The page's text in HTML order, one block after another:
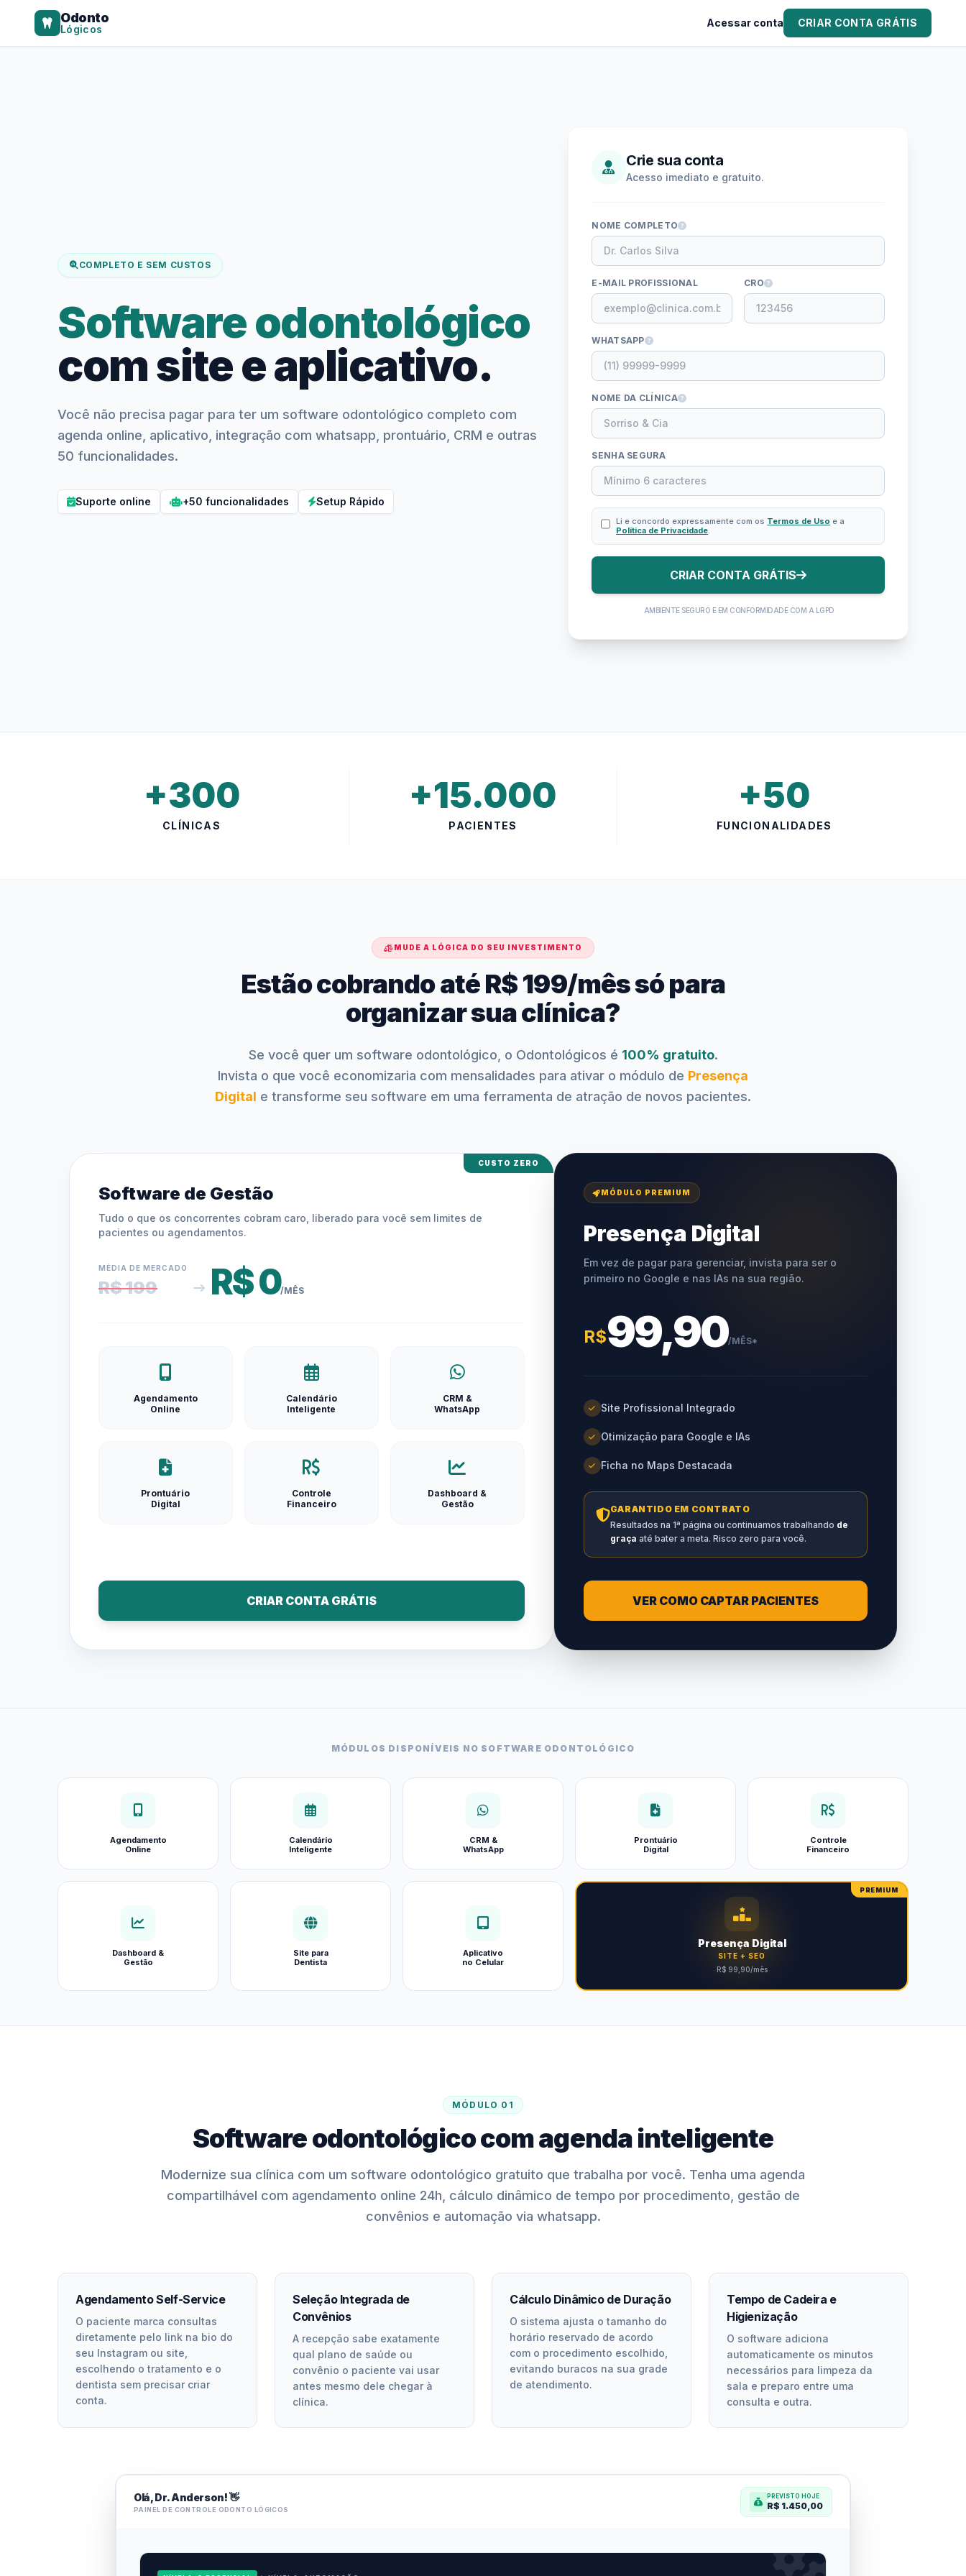
Odonto
Lógicos
Acessar conta CRIAR CONTA GRÁTIS
COMPLETO E SEM CUSTOS
Software odontológico
com site e aplicativo.
Você não precisa pagar para ter um software odontológico completo com
agenda online, aplicativo, integração com whatsapp, prontuário, CRM e outras
50 funcionalidades.
Suporte online +50 funcionalidades Setup Rápido
Crie sua conta
Acesso imediato e gratuito.
NOME COMPLETO
E-MAIL PROFISSIONAL CRO
WHATSAPP
NOME DA CLÍNICA
SENHA SEGURA
Li e concordo expressamente com os Termos de Uso e a
Política de Privacidade.
CRIAR CONTA GRÁTIS
AMBIENTE SEGURO E EM CONFORMIDADE COM A LGPD
+300
CLÍNICAS
+15.000
PACIENTES
+50
FUNCIONALIDADES
MUDE A LÓGICA DO SEU INVESTIMENTO
Estão cobrando até R$ 199/mês só para
organizar sua clínica?
Se você quer um software odontológico, o Odontológicos é 100% gratuito.
Invista o que você economizaria com mensalidades para ativar o módulo de Presença
Digital e transforme seu software em uma ferramenta de atração de novos pacientes.
CUSTO ZERO
Software de Gestão
Tudo o que os concorrentes cobram caro, liberado para você sem limites de
pacientes ou agendamentos.
MÉDIA DE MERCADO
R$ 199 R$ 0/MÊS
Agendamento
Online
Calendário
Inteligente
CRM &
WhatsApp
Prontuário
Digital
Controle
Financeiro
Dashboard &
Gestão
CRIAR CONTA GRÁTIS
MÓDULO PREMIUM
Presença Digital
Em vez de pagar para gerenciar, invista para ser o
primeiro no Google e nas IAs na sua região.
R$99,90/MÊS*
Site Profissional Integrado
Otimização para Google e IAs
Ficha no Maps Destacada
GARANTIDO EM CONTRATO
Resultados na 1ª página ou continuamos trabalhando de
graça até bater a meta. Risco zero para você.
VER COMO CAPTAR PACIENTES
MÓDULOS DISPONÍVEIS NO SOFTWARE ODONTOLÓGICO
Agendamento
Online
Calendário
Inteligente
CRM &
WhatsApp
Prontuário
Digital
Controle
Financeiro
Dashboard &
Gestão
Site para
Dentista
Aplicativo
no Celular
PREMIUM
Presença Digital
SITE + SEO
R$ 99,90/mês
MÓDULO 01
Software odontológico com agenda inteligente
Modernize sua clínica com um software odontológico gratuito que trabalha por você. Tenha uma agenda
compartilhável com agendamento online 24h, cálculo dinâmico de tempo por procedimento, gestão de
convênios e automação via whatsapp.
Agendamento Self-Service
O paciente marca consultas
diretamente pelo link na bio do
seu Instagram ou site,
escolhendo o tratamento e o
dentista sem precisar criar
conta.
Seleção Integrada de
Convênios
A recepção sabe exatamente
qual plano de saúde ou
convênio o paciente vai usar
antes mesmo dele chegar à
clínica.
Cálculo Dinâmico de Duração
O sistema ajusta o tamanho do
horário reservado de acordo
com o procedimento escolhido,
evitando buracos na sua grade
de atendimento.
Tempo de Cadeira e
Higienização
O software adiciona
automaticamente os minutos
necessários para limpeza da
sala e preparo entre uma
consulta e outra.
Olá, Dr. Anderson! 👋
PAINEL DE CONTROLE ODONTO LÓGICOS
PREVISTO HOJE
R$ 1.450,00